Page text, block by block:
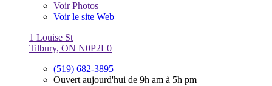
VoirPhotos
Voir le site Web
1 Louise St
Tilbury, ON N0P2L0
(519) 682-3895
Ouvert aujourd'hui de 9h am à 5h pm